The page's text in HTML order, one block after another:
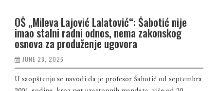
OŠ „Mileva Lajović Lalatović“: Šabotić nije
imao stalni radni odnos, nema zakonskog
osnova za produženje ugovora
JUNE 28, 2026
U saopštenju se navodi da je profesor Šabotić od septembra